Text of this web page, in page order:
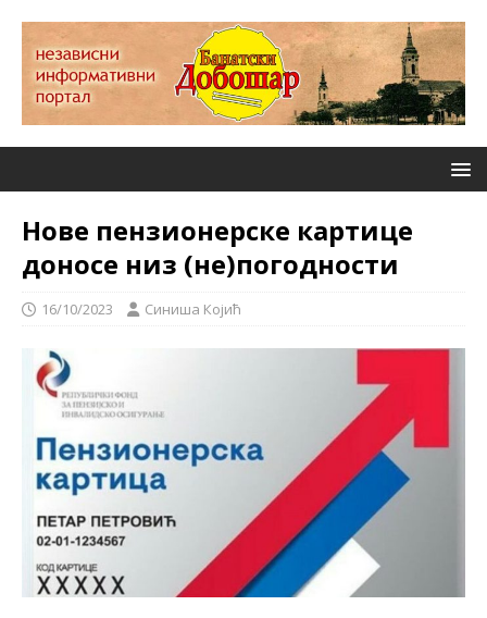
Нове пензионерске картице
доносе низ (не)погодности
16/10/2023 Синиша Којић